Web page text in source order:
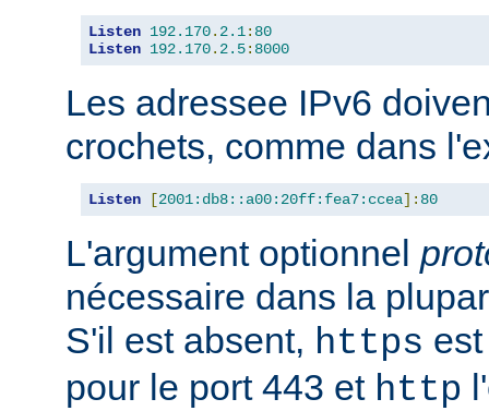
Listen 192.170. 2.1: 80
Listen 192.170. 2.5: 8000
Les adressee IPv6
crochets, comme dans
Listen [2001:db8::a00:20ff:fea7:ccea]: 80
L'argument optionnel
nécessaire dans la
S'il est absent, https
pour le port 443 et http